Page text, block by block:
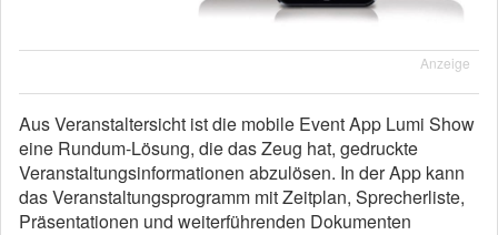
Anzeige
Aus Veranstaltersicht ist die mobile Event App Lumi Show
eine Rundum-Lösung, die das Zeug hat, gedruckte
Veranstaltungsinformationen abzulösen. In der App kann
das Veranstaltungsprogramm mit Zeitplan, Sprecherliste,
Präsentationen und weiterführenden Dokumenten